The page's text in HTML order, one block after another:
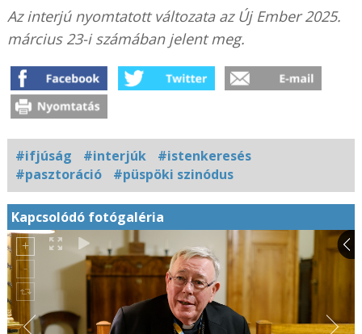
Az interjú nyomtatott változata az Új Ember 2025.
március 23-i számában jelent meg.
#ifjúság #interjúk
#istenkeresés
#pasztoráció
#püspöki szinódus
Kapcsolódó fotógaléria